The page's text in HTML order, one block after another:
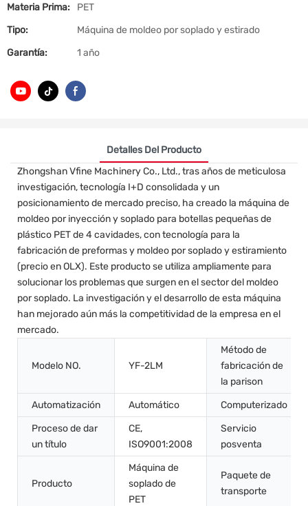
Materia Prima:
PET
Tipo:
Máquina de moldeo por soplado y estirado
Garantía:
1 año
Detalles Del Producto
Zhongshan Vfine Machinery Co., Ltd., tras años de meticulosa
investigación, tecnología I+D consolidada y un
posicionamiento de mercado preciso, ha creado la máquina de
moldeo por inyección y soplado para botellas pequeñas de
plástico PET de 4 cavidades, con tecnología para la
fabricación de preformas y moldeo por soplado y estiramiento
(precio en OLX). Este producto se utiliza ampliamente para
solucionar los problemas que surgen en el sector del moldeo
por soplado. La investigación y el desarrollo de esta máquina
han mejorado aún más la competitividad de la empresa en el
mercado.
Modelo NO. YF-2LM
Método de
fabricación de
la parison
Automatización
Automático
Computerizado
Proceso de dar
un título
CE,
ISO9001:2008
Servicio
posventa
Producto
Máquina de
soplado de
PET
Paquete de
transporte